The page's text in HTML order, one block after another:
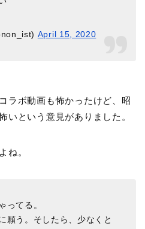
April 15, 2020
ラボ動画も怖かったけど、昭
いという意見がありました。
ね。
ってる。
願う。そしたら、少なくと